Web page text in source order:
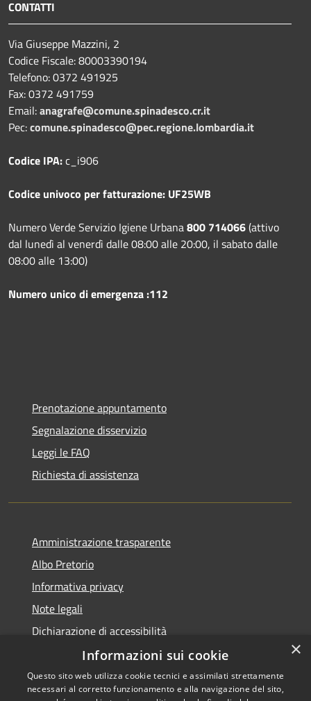
CONTATTI
Via Giuseppe Mazzini, 2
Codice Fiscale: 80003390194
Telefono:0372 491925
Fax:0372 491759
Email:anagrafe@comune.spinadesco.cr.it
Pec:comune.spinadesco@pec.regione.lombardia.it
Codice IPA:c_i906
Codice univoco per fatturazione: UF25WB
Numero Verde Servizio Igiene Urbana800 714066(attivo
dal lunedì al venerdì dalle 08:00 alle 20:00, il sabato dalle
08:00 alle 13:00)
Numero unico di emergenza :112
Prenotazione appuntamento
Segnalazione disservizio
Leggi le FAQ
Richiesta di assistenza
Amministrazione trasparente
Albo Pretorio
Informativa privacy
Note legali
Dichiarazione di accessibilità
×
Informazioni sui cookie
Questo sito web utilizza cookie tecnici e assimilati strettamente
necessari al corretto funzionamento e alla navigazione del sito,